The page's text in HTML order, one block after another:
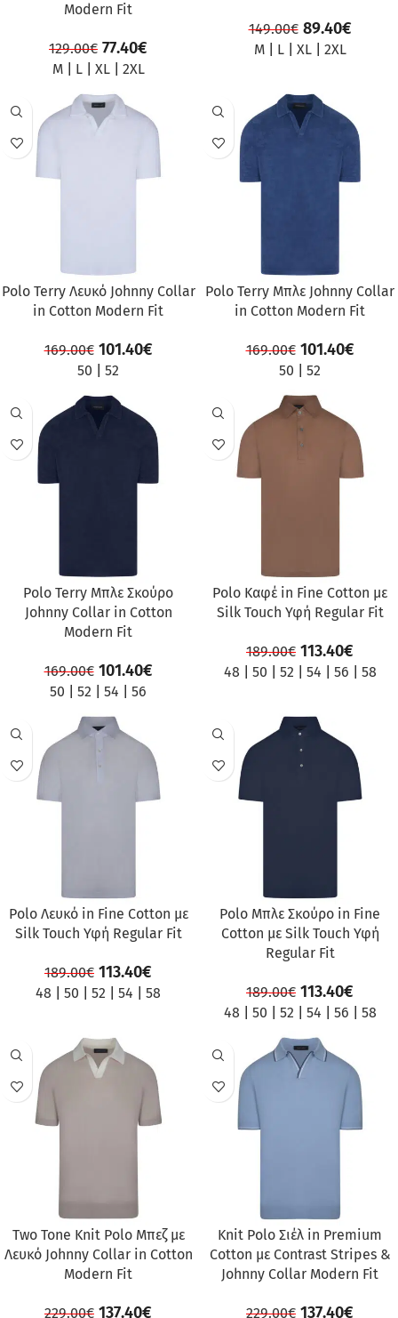
Modern Fit
129.00€ 77.40€
M| L| XL| 2XL
149.00€ 89.40€
M| L| XL| 2XL
ΠΡΟΣΦΟΡΆ
Polo Terry Λευκό Johnny Collar
in Cotton Modern Fit
169.00€ 101.40€
50 52
ΠΡΟΣΦΟΡΆ
Polo Terry Mπλε Johnny Collar
in Cotton Modern Fit
169.00€ 101.40€
50 52
ΠΡΟΣΦΟΡΆ
Polo Terry Mπλε Σκούρο
Johnny Collar in Cotton
Modern Fit
169.00€ 101.40€
50 52 54 56
ΠΡΟΣΦΟΡΆ
Polo Καφέ in Fine Cotton με
Silk Touch Υφή Regular Fit
189.00€ 113.40€
48 50 52 54 56 58
ΠΡΟΣΦΟΡΆ
Polo Λευκό in Fine Cotton με
Silk Touch Υφή Regular Fit
189.00€ 113.40€
48 50 52 54 58
ΠΡΟΣΦΟΡΆ
Polo Μπλε Σκούρο in Fine
Cotton με Silk Touch Υφή
Regular Fit
189.00€ 113.40€
48 50 52 54 56 58
ΠΡΟΣΦΟΡΆ
Two Tone Knit Polo Μπεζ με
Λευκό Johnny Collar in Cotton
Modern Fit
229.00€ 137.40€
ΠΡΟΣΦΟΡΆ
Knit Polo Σιέλ in Premium
Cotton με Contrast Stripes &
Johnny Collar Modern Fit
229.00€ 137.40€